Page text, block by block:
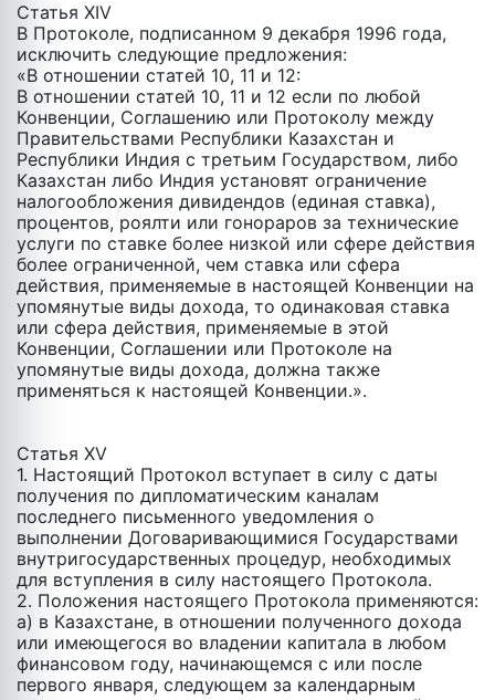
Статья XIV
В Протоколе, подписанном 9 декабря 1996 года,
исключить следующие предложения:
«В отношении статей 10, 11 и 12:
В отношении статей 10, 11 и 12 если по любой
Конвенции, Соглашению или Протоколу между
Правительствами Республики Казахстан и
Республики Индия с третьим Государством, либо
Казахстан либо Индия установят ограничение
налогообложения дивидендов (единая ставка),
процентов, роялти или гонораров за технические
услуги по ставке более низкой или сфере действия
более ограниченной, чем ставка или сфера
действия, применяемые в настоящей Конвенции на
упомянутые виды дохода, то одинаковая ставка
или сфера действия, применяемые в этой
Конвенции, Соглашении или Протоколе на
упомянутые виды дохода, должна также
применяться к настоящей Конвенции.».
Статья XV
1. Настоящий Протокол вступает в силу c даты
получения по дипломатическим каналам
последнего письменного уведомления о
выполнении Договаривающимися Государствами
внутригосударственных процедур, необходимых
для вступления в силу настоящего Протокола.
2. Положения настоящего Протокола применяются:
а) в Казахстане, в отношении полученного дохода
или имеющегося во владении капитала в любом
финансовом году, начинающемся с или после
первого января, следующем за календарным